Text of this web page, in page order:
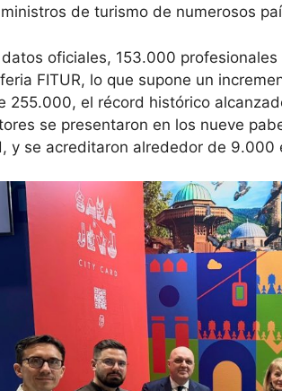
de turismo de numerosos
datos oficiales, 153.000
FITUR, lo que supone un
255.000, el récord histórico
se presentaron en los nueve
y se acreditaron alrededor de 9.000